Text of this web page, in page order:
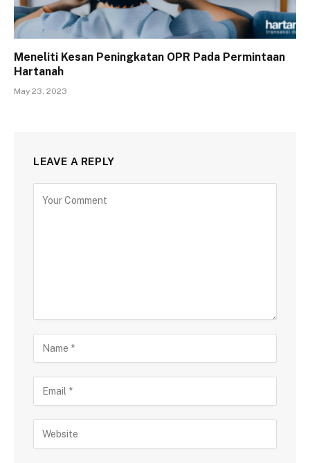
Meneliti Kesan Peningkatan OPR Pada Permintaan
Hartanah
May 23, 2023
LEAVE A REPLY